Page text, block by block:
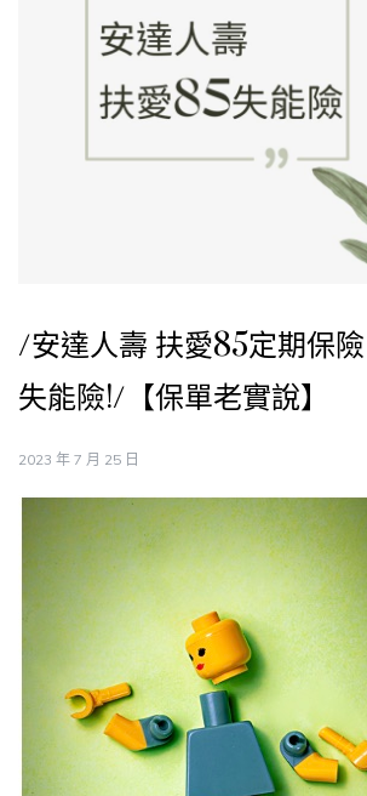
/安達人壽 扶愛85定期保
失能險!/【保單老實說】
2023 年 7 月 25 日